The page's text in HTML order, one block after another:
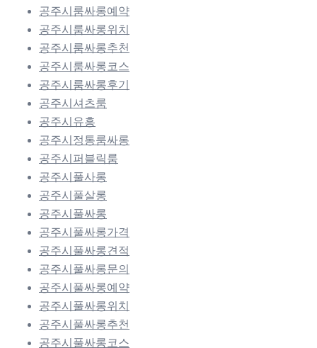
공주시룸싸롱예약
공주시룸싸롱위치
공주시룸싸롱추천
공주시룸싸롱코스
공주시룸싸롱후기
공주시셔츠룸
공주시유흥
공주시정통룸싸롱
공주시퍼블릭룸
공주시풀사롱
공주시풀살롱
공주시풀싸롱
공주시풀싸롱가격
공주시풀싸롱견적
공주시풀싸롱문의
공주시풀싸롱예약
공주시풀싸롱위치
공주시풀싸롱추천
공주시풀싸롱코스